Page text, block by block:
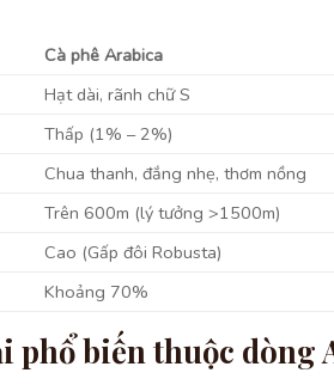
Cà phê Arabica
Hạt dài, rãnh chữ S
Thấp (1% – 2%)
Chua thanh, đắng nhẹ, thơm nồng
Trên 600m (lý tưởng >1500m)
Cao (Gấp đôi Robusta)
Khoảng 70%
phổ biến thuộc dòng